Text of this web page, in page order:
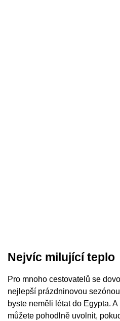
Nejvíc milující teplo
Pro mnoho cestovatelů se
nejlepší prázdninovou
byste neměli létat do Egypta.
můžete pohodlně uvolnit,